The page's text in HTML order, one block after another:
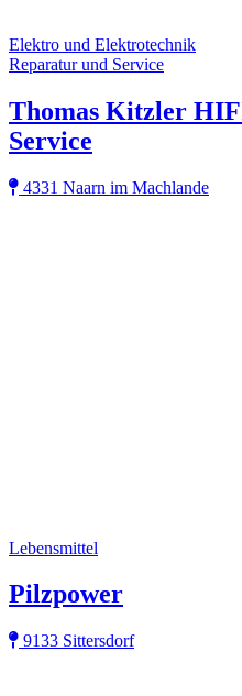
Elektro und Elektrotechnik
Reparatur und Service
Thomas Kitzler
Service
4331 Naarn im Machlande
Lebensmittel
Pilzpower
9133 Sittersdorf